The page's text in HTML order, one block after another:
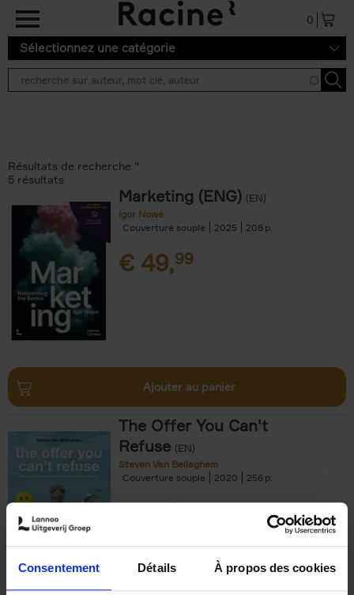
Consentement Détails À propos des cookies
Aller au contenu principal
0
Sélectionnez une catégorie
Résultats de recherche ''
5 résultats
Marketing (ENG) (EN)
Igor Nowé
Couverture souple
2025 208
€ 49,99
Ajouter au panier
The Offer You Can't
Refuse (EN)
Steven Van Belleghem
Couverture souple
2020 256
€37,50